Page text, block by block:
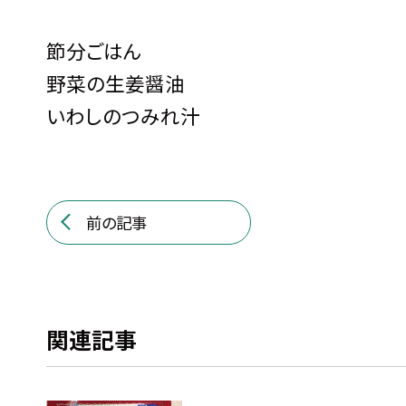
節分ごはん
野菜の生姜醤油
いわしのつみれ汁
前の記事
関連記事